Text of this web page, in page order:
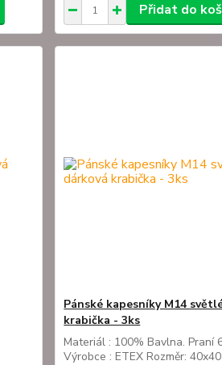
Přidat do
Pánské kapesníky M14
krabička - 3ks
Materiál : 100% Bavlna. Praní
Výrobce : ETEX Rozměr: